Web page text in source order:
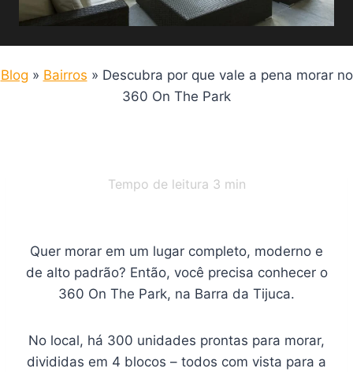
Blog » Bairros » Descubra por que vale a pena morar no
360 On The Park
Tempo de leitura 3 min
Quer morar em um lugar completo, moderno e
de alto padrão? Então, você precisa conhecer o
360 On The Park, na Barra da Tijuca.
No local, há 300 unidades prontas para morar,
divididas em 4 blocos – todos com vista para a